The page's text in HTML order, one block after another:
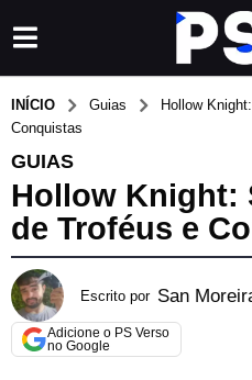
INÍCIO Guias
Hollow
Conquistas
GUIAS
Hollow Knight:
de Troféus e
Escrito por San
Adicione o PS Verso
no Google